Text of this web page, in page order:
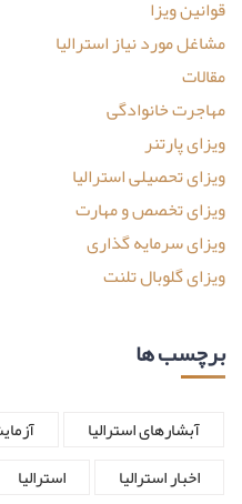
قوانین ویزا
مشاغل مورد نیاز استرالیا
مقالات
مهاجرت خانوادگی
ویزای پارتنر
ویزای تحصیلی استرالیا
ویزای تخصص و مهارت
ویزای سرمایه گذاری
ویزای گلوبال تلنت
برچسب ها
آبشارهای استرالیا
اخبار استرالیا
استرالیا